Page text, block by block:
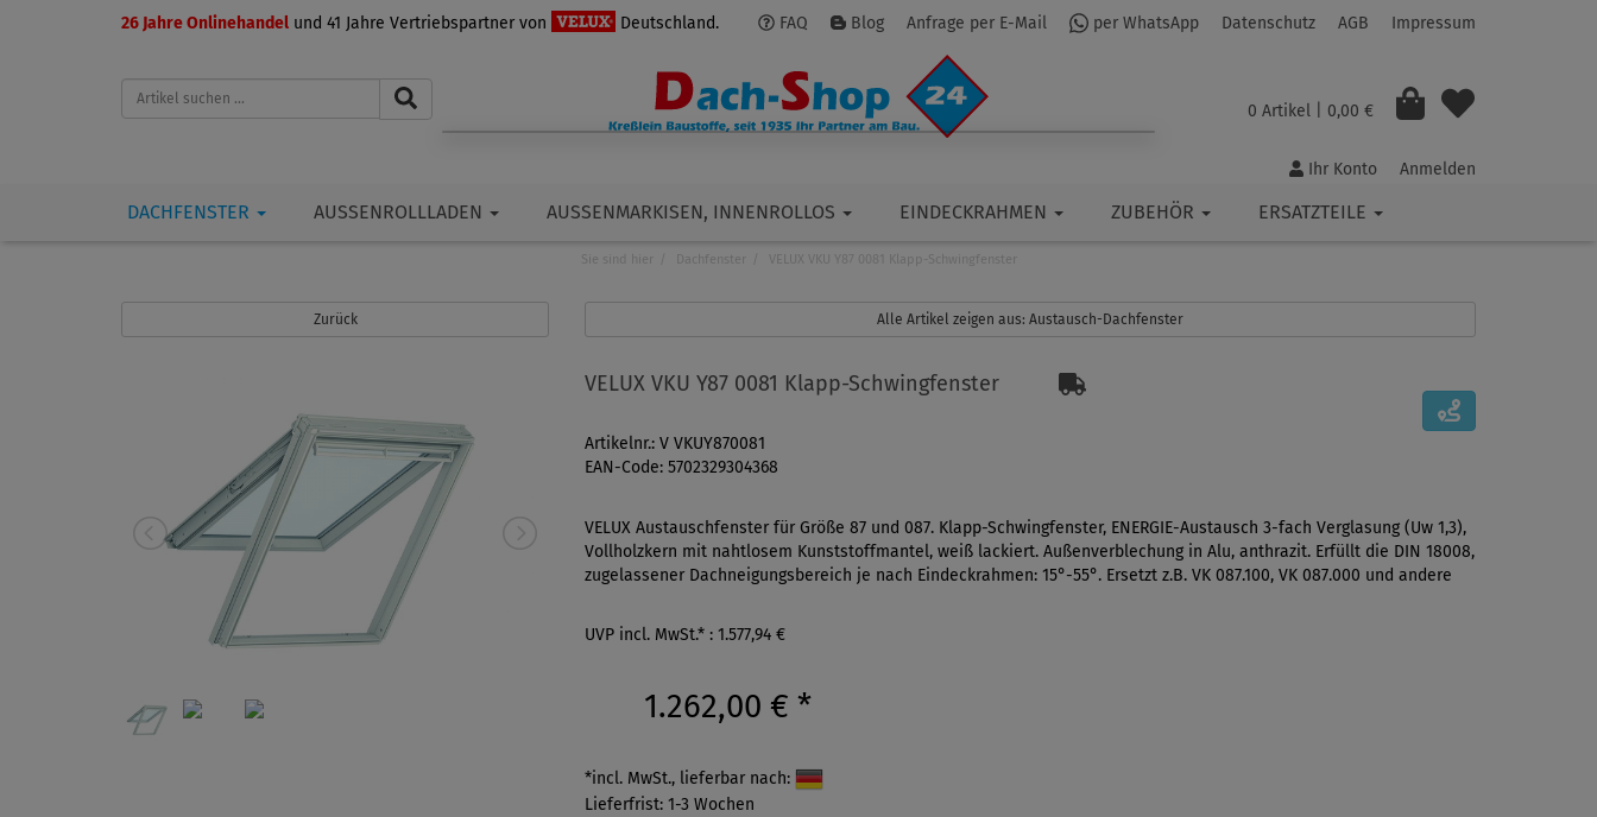
26 Jahre Onlinehandel und 41 Jahre Vertriebspartner von Deutschland. FAQ Blog Anfrage per E-Mail per WhatsApp Datenschutz AGB Impressum
0 Artikel | 0,00 €
Ihr Konto Anmelden
DACHFENSTER AUSSENROLLLADEN AUSSENMARKISEN, INNENROLLOS EINDECKRAHMEN ZUBEHÖR ERSATZTEILE
Sie sind hier Dachfenster VELUX VKU Y87 0081 Klapp-Schwingfenster
Zurück Alle Artikel zeigen aus: Austausch-Dachfenster
VELUX VKU Y87 0081 Klapp-Schwingfenster
Artikelnr.: V VKUY870081
EAN-Code: 5702329304368
VELUX Austauschfenster für Größe 87 und 087. Klapp-Schwingfenster, ENERGIE-Austausch 3-fach Verglasung (Uw 1,3),
Vollholzkern mit nahtlosem Kunststoffmantel, weiß lackiert. Außenverblechung in Alu, anthrazit. Erfüllt die DIN 18008,
zugelassener Dachneigungsbereich je nach Eindeckrahmen: 15°-55°. Ersetzt z.B. VK 087.100, VK 087.000 und andere
UVP incl. MwSt.* : 1.577,94 €
1.262,00 € *
*incl. MwSt., lieferbar nach:
Lieferfrist: 1-3 Wochen